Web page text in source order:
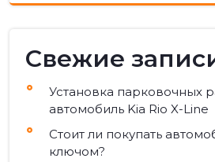
Свежие
Установка парковочных
автомобиль Kia Rio X-Line
Стоит ли покупать
ключом?